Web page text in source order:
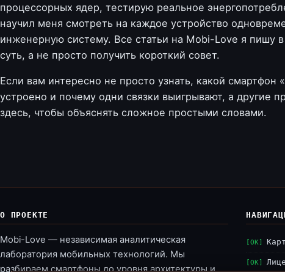
процессорных ядер, тестирую реальное
научил меня смотреть на каждое устройство
инженерную систему. Все статьи на Mobi-Love я пишу в
суть, а не просто получить короткий совет.
Если вам интересно не просто узнать, какой смартфон
устроено и почему одни связки выигрывают, а другие
здесь, чтобы объяснять сложное простыми словами.
О ПРОЕКТЕ
Mobi-Love — независимая аналитическая
лаборатория мобильных технологий. Мы
разбираем смартфоны до уровня архитектуры и